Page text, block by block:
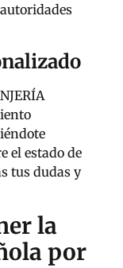
el estado de
tus dudas y
la
por